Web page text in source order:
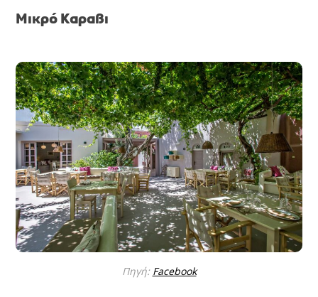
Μικρό Καραβι
Πηγή: Facebook